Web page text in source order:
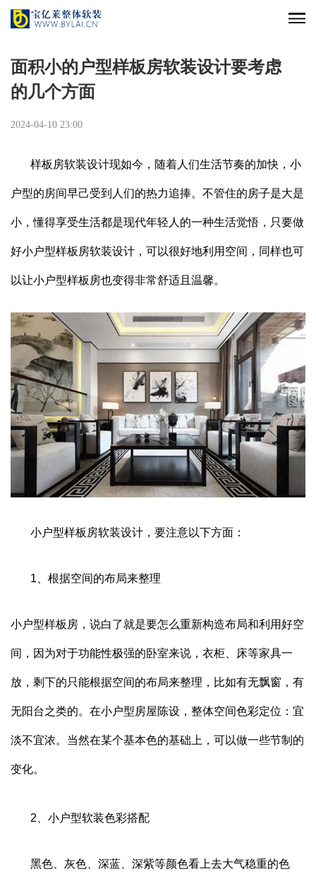
面积小的户型样板房软装设计要考虑
的几个方面
2024-04-10 23:00
样板房软装设计现如今，随着人们生活节奏的加快，小
户型的房间早己受到人们的热力追捧。不管住的房子是大是
小，懂得享受生活都是现代年轻人的一种生活觉悟，只要做
好小户型样板房软装设计，可以很好地利用空间，同样也可
以让小户型样板房也变得非常舒适且温馨。
小户型样板房软装设计，要注意以下方面：
1 、根据空间的布局来整理
小户型样板房，说白了就是要怎么重新构造布局和利用好空
间，因为对于功能性极强的卧室来说，衣柜、床等家具一
放，剩下的只能根据空间的布局来整理，比如有无飘窗，有
无阳台之类的。在小户型房屋陈设，整体空间色彩定位：宜
淡不宜浓。当然在某个基本色的基础上，可以做一些节制的
变化。
2 、小户型软装色彩搭配
黑色、灰色、深蓝、深紫等颜色看上去大气稳重的色